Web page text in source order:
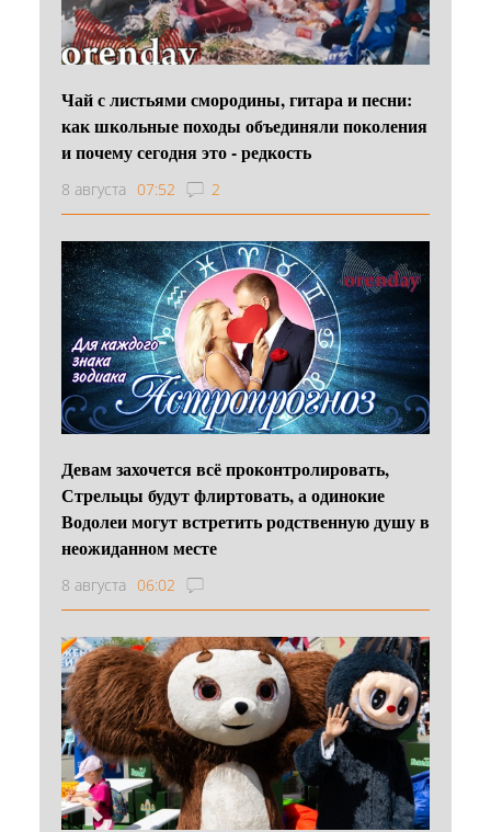
Чай с листьями смородины, гитара и песни:
как школьные походы объединяли поколения
и почему сегодня это - редкость
8 августа 07:52 2
Девам захочется всё проконтролировать,
Стрельцы будут флиртовать, а одинокие
Водолеи могут встретить родственную душу в
неожиданном месте
8 августа 06:02